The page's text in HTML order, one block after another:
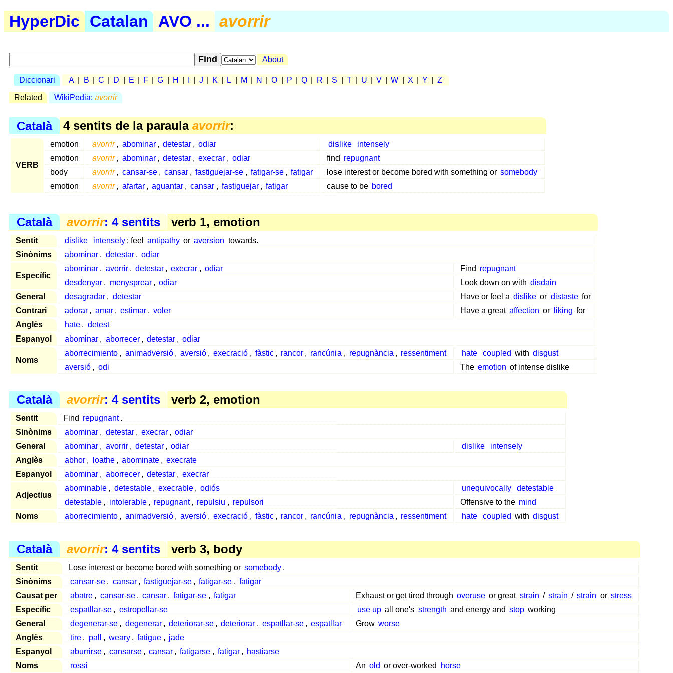
HyperDic Catalan AVO ... avorrir
About
Diccionari A B C D E F G H J K L M N O P Q R S T U V W X Y Z
Related WikiPedia: avorrir
Català 4 sentits de la paraula avorrir:
VERB
emotion avorrir , abominar , detestar , odiar dislike
intensely
emotion
avorrir , abominar , detestar , execrar , odiar find repugnant
body
avorrir , cansar-se , cansar , fastiguejar-se , fatigar-se , fatigar lose interest or become bored with something or somebody
emotion
avorrir , afartar , aguantar , cansar , fastiguejar , fatigar cause to be bored
Català avorrir: 4 sentits verb 1, emotion
Sentit dislike intensely ; feel antipathy or aversion towards.
Sinònims
abominar , detestar , odiar
Específic
abominar , avorrir , detestar , execrar , odiar Find repugnant
desdenyar , menysprear , odiar Look down on with disdain
General
desagradar , detestar Have or feel a dislike or distaste for
Contrari
adorar , amar , estimar , voler Have a great affection or liking for
Anglès
hate , detest
Espanyol
abominar , aborrecer , detestar , odiar
Noms
aborrecimiento , animadversió , aversió , execració , fàstic , rancor , rancúnia , repugnància , ressentiment hate coupled with disgust
aversió , odi The emotion of intense dislike
Català avorrir: 4 sentits verb 2, emotion
Sentit Find repugnant .
Sinònims
abominar , detestar , execrar , odiar
General
abominar , avorrir , detestar , odiar dislike
intensely
Anglès
abhor , loathe , abominate , execrate
Espanyol
abominar , aborrecer , detestar , execrar
Adjectius
abominable , detestable , execrable , odiós unequivocally
detestable
detestable , intolerable , repugnant , repulsiu , repulsori Offensive to the mind
Noms
aborrecimiento , animadversió , aversió , execració , fàstic , rancor , rancúnia , repugnància , ressentiment hate coupled with disgust
Català avorrir: 4 sentits verb 3, body
Sentit Lose interest or become bored with something or somebody .
Sinònims
cansar-se , cansar , fastiguejar-se , fatigar-se , fatigar
Causat per
abatre , cansar-se , cansar , fatigar-se , fatigar Exhaust or get tired through overuse or great strain / strain / strain or stress
Específic
espatllar-se , estropellar-se use up all one's strength and energy and stop working
General
degenerar-se , degenerar , deteriorar-se , deteriorar , espatllar-se , espatllar Grow worse
Anglès
tire , pall , weary , fatigue , jade
Espanyol
aburrirse , cansarse , cansar , fatigarse , fatigar , hastiarse
Noms
rossí An old or over-worked horse